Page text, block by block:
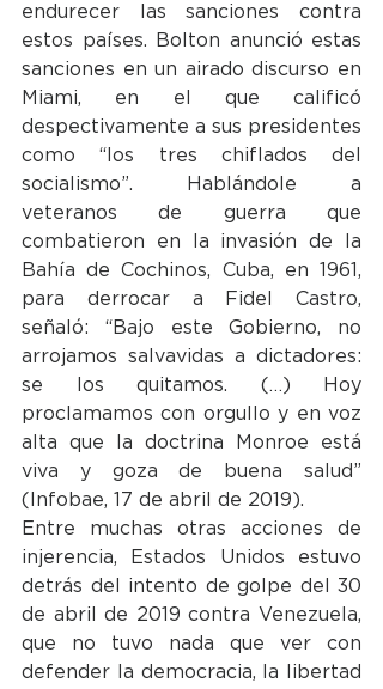
endurecer las sanciones contra
estos países. Bolton anunció estas
sanciones en un airado discurso en
Miami, en el que calificó
despectivamente a sus presidentes
como “los tres chiflados del
socialismo”. Hablándole a
veteranos de guerra que
combatieron en la invasión de la
Bahía de Cochinos, Cuba, en 1961,
para derrocar a Fidel Castro,
señaló: “Bajo este Gobierno, no
arrojamos salvavidas a dictadores:
se los quitamos. (…) Hoy
proclamamos con orgullo y en voz
alta que la doctrina Monroe está
viva y goza de buena salud”
(Infobae, 17 de abril de 2019).
Entre muchas otras acciones de
injerencia, Estados Unidos estuvo
detrás del intento de golpe del 30
de abril de 2019 contra Venezuela,
que no tuvo nada que ver con
defender la democracia, la libertad